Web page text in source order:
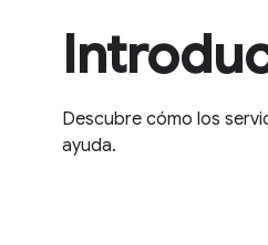
Descubre cómo los
ayuda.